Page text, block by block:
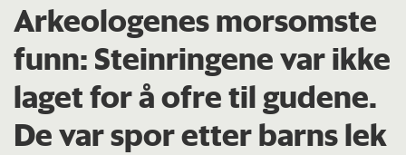
Arkeologenes morsomste
funn: Steinringene var ikke
laget for å ofre til gudene.
De var spor etter barns lek